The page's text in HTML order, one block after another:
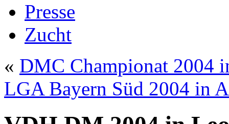
Presse
Zucht
« DMC Championat 2004
LGA Bayern Süd 2004 in